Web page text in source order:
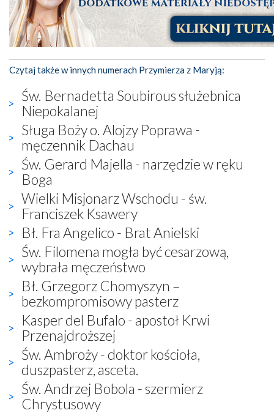
Czytaj także w innych numerach Przymierza z Maryją:
Św. Bernadetta Soubirous służebnica
Niepokalanej
Sługa Boży o. Alojzy Poprawa -
męczennik Dachau
Św. Gerard Majella - narzędzie w ręku
Boga
Wielki Misjonarz Wschodu - św.
Franciszek Ksawery
Bł. Fra Angelico - Brat Anielski
Św. Filomena mogła być cesarzową,
wybrała męczeństwo
Bł. Grzegorz Chomyszyn –
bezkompromisowy pasterz
Kasper del Bufalo - apostoł Krwi
Przenajdroższej
Św. Ambroży - doktor kościoła,
duszpasterz, asceta.
Św. Andrzej Bobola - szermierz
Chrystusowy